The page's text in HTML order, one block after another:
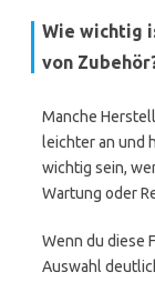
Wie wichtig
von
Manche
leichter an und
wichtig sein,
Wartung oder
Wenn du diese
Auswahl